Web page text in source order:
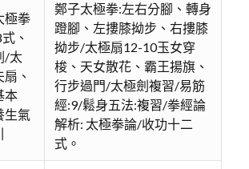
極拳
、
/太
、
本
生氣
鄭子太極拳:左右分腳、轉身
蹬腳、左摟膝拗步、右摟膝
拗步/太極扇12-10玉女穿
梭、天女散花、霸王揚旗、
行步過門/太極劍複習/易筋
經:9/鬆身五法:複習/拳經論
解析: 太極拳論/收功十二
式。